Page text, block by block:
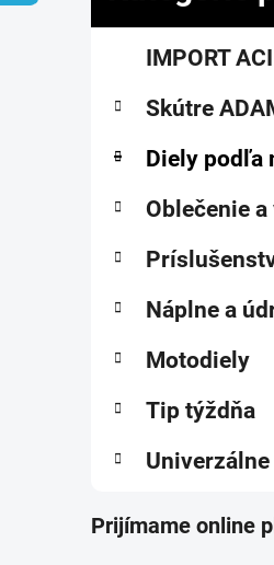
č
kategórieIMPORT ACI
Skútre
Diely podľa
Oblečenie a
Náplne a
Motodiely
Tip týždňa
Prijímame online